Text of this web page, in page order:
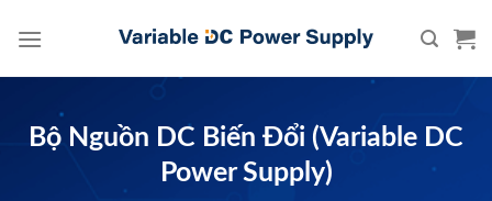
Bộ Nguồn DC Biến Đổi (Variable DC
Power Supply)